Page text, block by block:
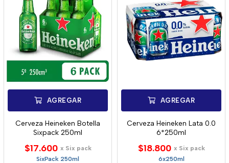
AGREGAR
Cerveza Heineken Botella
Sixpack 250ml
$17.600 x Six pack
SixPack 250ml
AGREGAR
Cerveza Heineken Lata 0.0
6*250ml
$18.800 x Six pack
6x250ml